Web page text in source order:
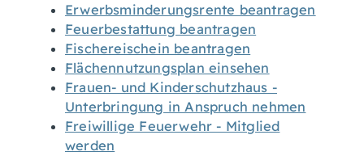
Erwerbsminderungsrente beantragen
Feuerbestattung beantragen
Fischereischein beantragen
Flächennutzungsplan einsehen
Frauen- und Kinderschutzhaus -
Unterbringung in Anspruch nehmen
Freiwillige Feuerwehr - Mitglied
werden